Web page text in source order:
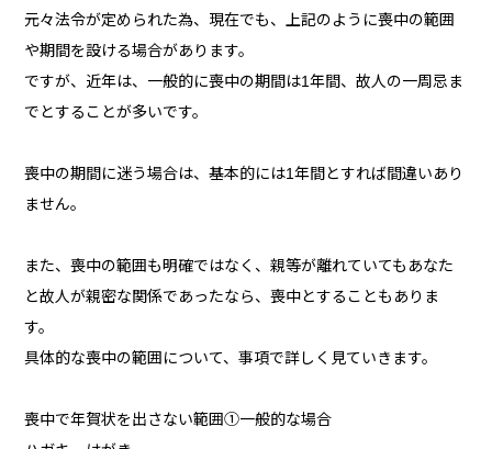
元々法令が定められた為、現在でも、上記のように喪中の範囲
や期間を設ける場合があります。
ですが、近年は、一般的に喪中の期間は1年間、故人の一周忌ま
でとすることが多いです。
喪中の期間に迷う場合は、基本的には1年間とすれば間違いあり
ません。
また、喪中の範囲も明確ではなく、親等が離れていてもあなた
と故人が親密な関係であったなら、喪中とすることもありま
す。
具体的な喪中の範囲について、事項で詳しく見ていきます。
喪中で年賀状を出さない範囲①一般的な場合